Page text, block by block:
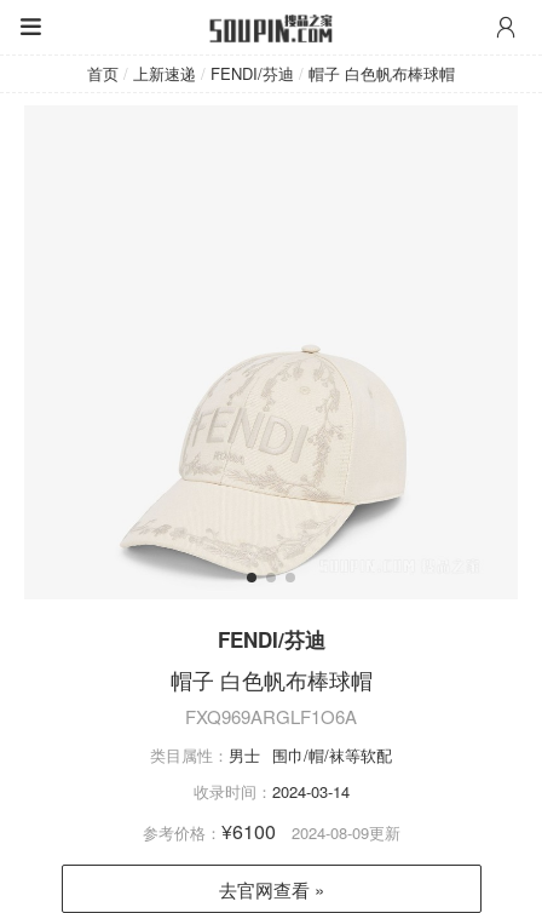
首页 / 上新速递 / FENDI/芬迪 / 帽子 白色帆布棒球帽
FENDI/芬迪
帽子 白色帆布棒球帽
FXQ969ARGLF1O6A
类目属性： 男士 围巾/帽/袜等软配
收录时间： 2024-03-14
参考价格： ¥6100 2024-08-09更新
去官网查看 »
FENDI/芬迪